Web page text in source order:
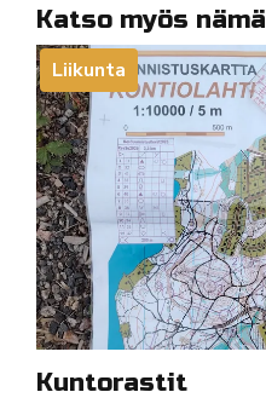
Katso myös nämä
Liikunta
Kuntorastit